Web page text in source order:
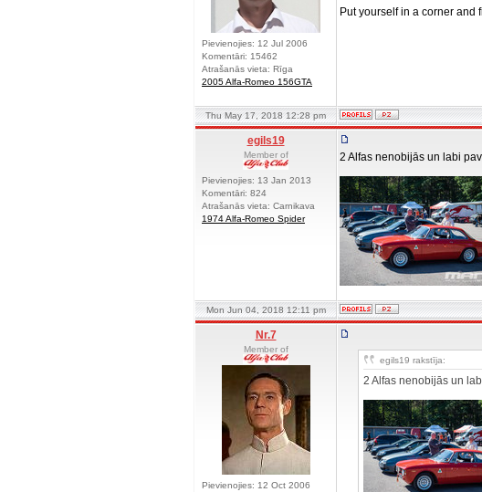
Pievienojies: 12 Jul 2006
Komentāri: 15462
Atrašanās vieta: Rīga
2005 Alfa-Romeo 156GTA
Put yourself in a corner and
Thu May 17, 2018 12:28 pm
egils19
Member of
Pievienojies: 13 Jan 2013
Komentāri: 824
Atrašanās vieta: Carnikava
1974 Alfa-Romeo Spider
2 Alfas nenobijās un labi
Mon Jun 04, 2018 12:11 pm
Nr.7
Member of
Pievienojies: 12 Oct 2006
egils19 rakstīja:
2 Alfas nenobijās un